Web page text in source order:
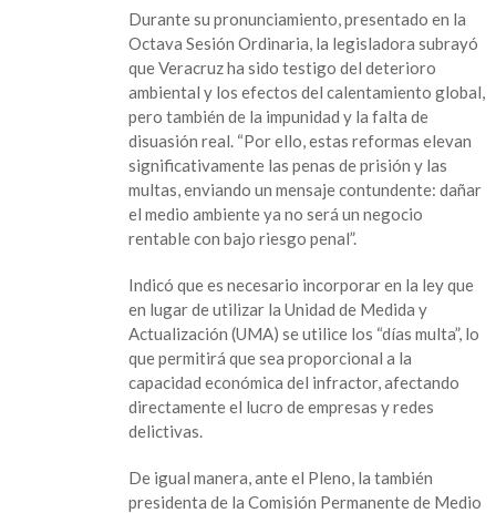
Durante su pronunciamiento, presentado en la
Octava Sesión Ordinaria, la legisladora subrayó
que Veracruz ha sido testigo del deterioro
ambiental y los efectos del calentamiento global,
pero también de la impunidad y la falta de
disuasión real. “Por ello, estas reformas elevan
significativamente las penas de prisión y las
multas, enviando un mensaje contundente: dañar
el medio ambiente ya no será un negocio
rentable con bajo riesgo penal”.
Indicó que es necesario incorporar en la ley que
en lugar de utilizar la Unidad de Medida y
Actualización (UMA) se utilice los “días multa”, lo
que permitirá que sea proporcional a la
capacidad económica del infractor, afectando
directamente el lucro de empresas y redes
delictivas.
De igual manera, ante el Pleno, la también
presidenta de la Comisión Permanente de Medio